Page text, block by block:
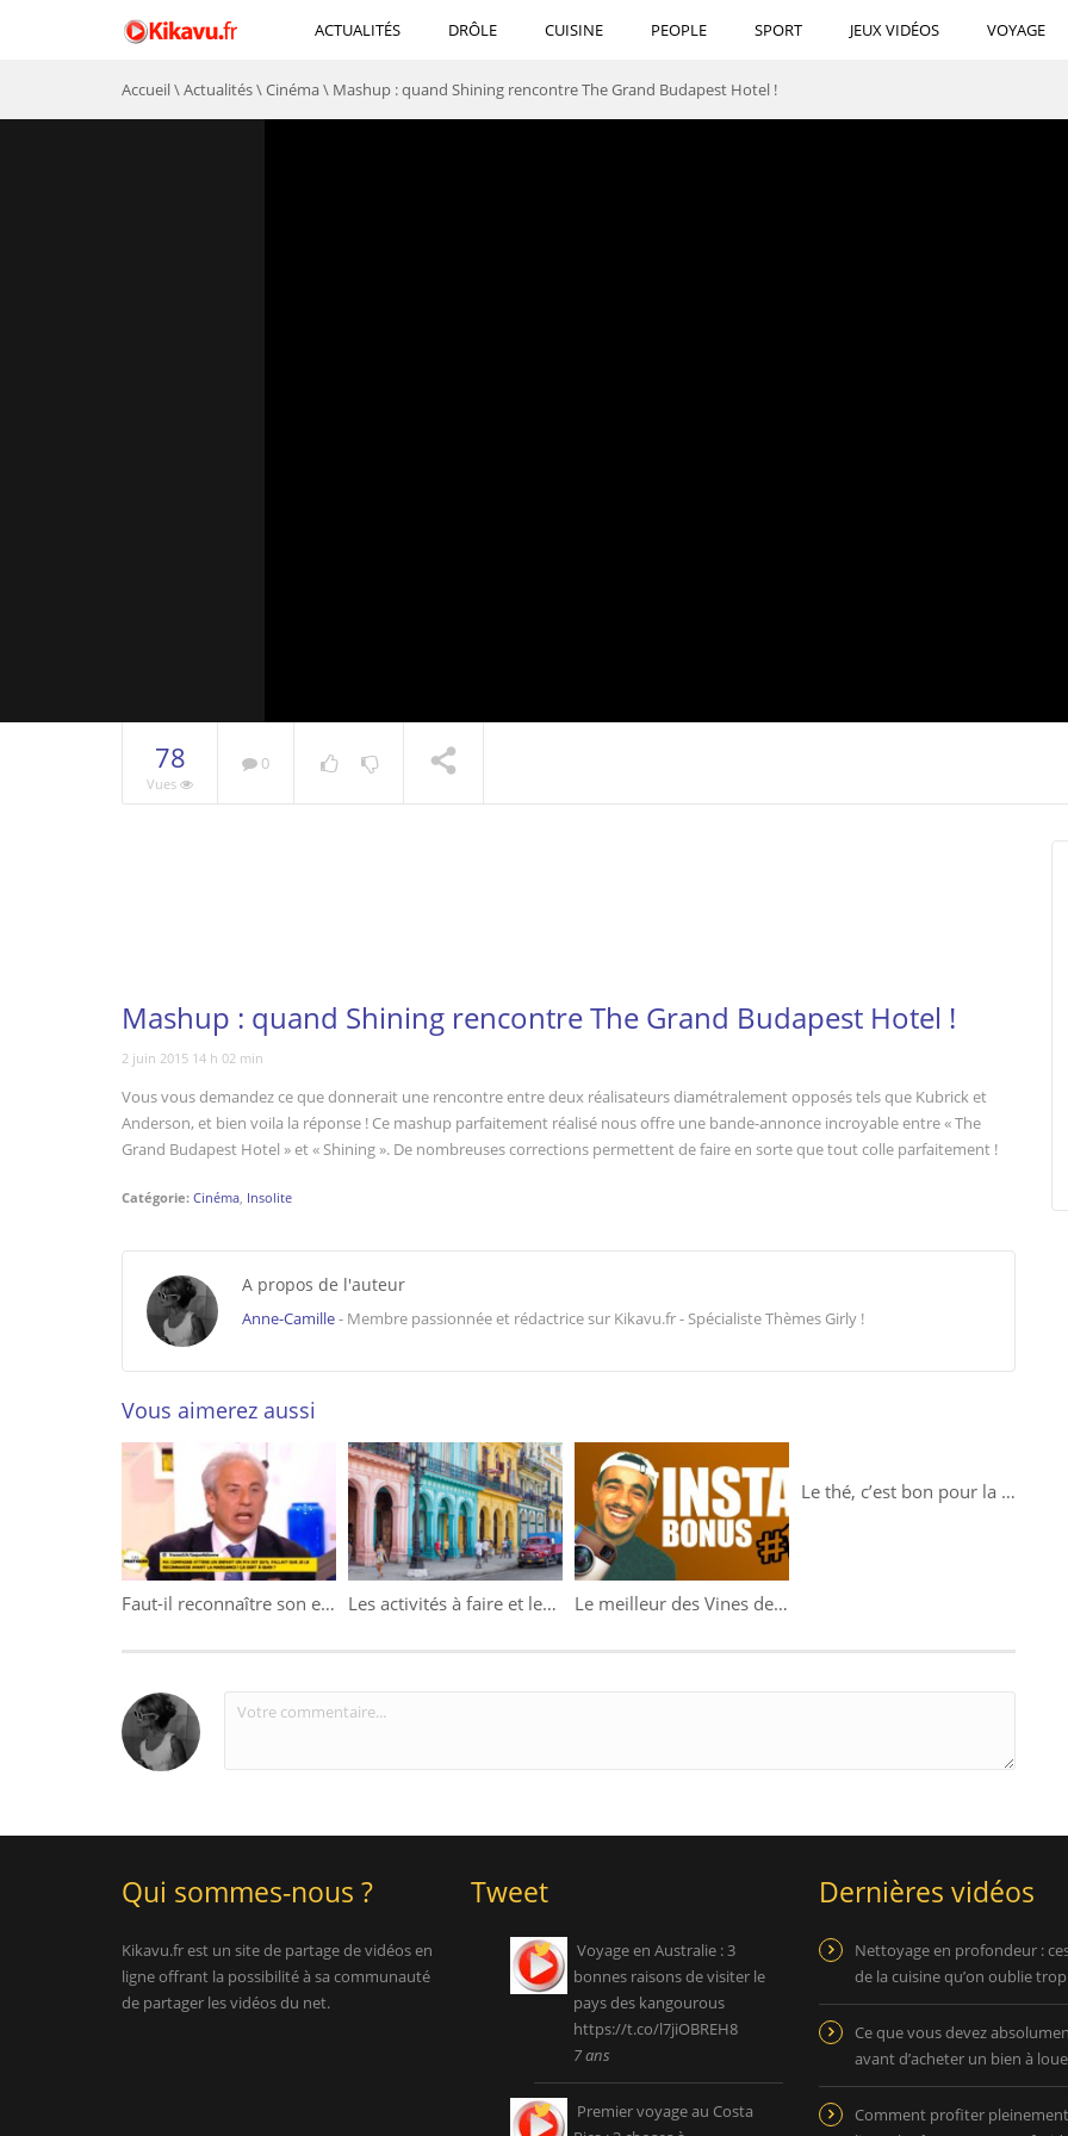
ACTUALITÉS DRÔLE CUISINE PEOPLE SPORT JEUX VIDÉOS VOYAGE
Accueil\Actualités\Cinéma\ Mashup : quand Shining rencontre The Grand Budapest Hotel !
78
Vues
0
Mashup : quand Shining rencontre The Grand Budapest Hotel !
2 juin 2015 14 h 02 min
Vous vous demandez ce que donnerait une rencontre entre deux réalisateurs diamétralement opposés tels que Kubrick et
Anderson, et bien voila la réponse ! Ce mashup parfaitement réalisé nous offre une bande-annonce incroyable entre « The
Grand Budapest Hotel » et « Shining ». De nombreuses corrections permettent de faire en sorte que tout colle parfaitement !
Catégorie: Cinéma, Insolite
A propos de l'auteur
Anne-Camille- Membre passionnée et rédactrice sur Kikavu.fr - Spécialiste Thèmes Girly !
Vous aimerez aussi
Faut-il reconnaître son enfant avant la naissance ? Les activités à faire et les sites touristiques à visiter à Cuba Le meilleur des Vines de Mister V
Le thé, c’est bon pour la santé !
Qui sommes-nous ?
Kikavu.fr est un site de partage de vidéos en
ligne offrant la possibilité à sa communauté
de partager les vidéos du net.
Tweet
Voyage en Australie : 3
bonnes raisons de visiter le
pays des kangourous
https://t.co/l7jiOBREH8
7 ans
Premier voyage au Costa
Dernières vidéos
Nettoyage en profondeur :
de la cuisine qu’on oublie
Ce que vous devez
avant d’acheter un bien à
Comment profiter